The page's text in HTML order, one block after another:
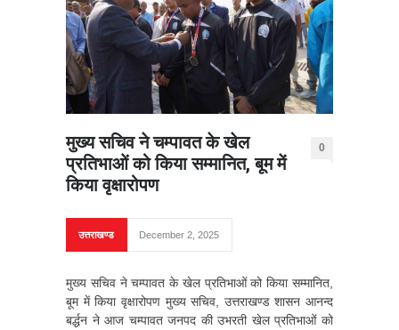
मुख्य सचिव ने चम्पावत के खेल
प्रतिभाओं को किया सम्मानित, बूम में
किया वृक्षारोपण
0
उत्तराखण्ड December 2, 2025
मुख्य सचिव ने चम्पावत के खेल प्रतिभाओं को किया सम्मानित,
बूम में किया वृक्षारोपण मुख्य सचिव, उत्तराखण्ड शासन आनन्द
बर्द्धन ने आज चम्पावत जनपद की उभरती खेल प्रतिभाओं को